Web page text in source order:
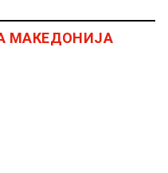
МАКЕДОНИЈА